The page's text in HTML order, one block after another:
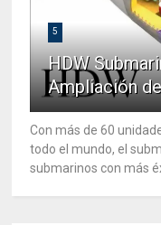
5
HDW
Ampliación
Con más de 60
todo el mundo, el
submarinos con más